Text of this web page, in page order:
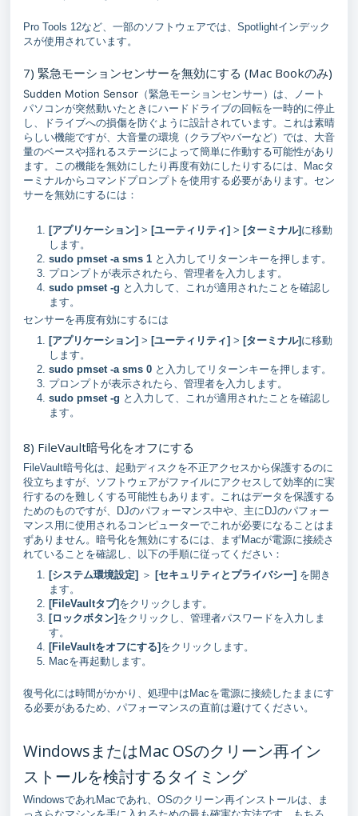
Pro Tools 12など、一部のソフトウェアでは、Spotlightインデック
スが使用されています。
7) 緊急モーションセンサーを無効にする (Mac Bookのみ)
Sudden Motion Sensor （緊急モーションセンサー）は、ノート
パソコンが突然動いたときにハードドライブの回転を一時的に停止
し、ドライブへの損傷を防ぐように設計されています。これは素晴
らしい機能ですが、大音量の環境（クラブやバーなど）では、大音
量のベースや揺れるステージによって簡単に作動する可能性があり
ます。この機能を無効にしたり再度有効にしたりするには、Macタ
ーミナルからコマンドプロンプトを使用する必要があります。セン
サーを無効にするには：
[アプリケーション] > [ユーティリティ] > [ターミナル] に移動
します。
sudo pmset -a sms 1 と入力してリターンキーを押します。
プロンプトが表示されたら、管理者を入力します。
sudo pmset -g と入力して、これが適用されたことを確認し
ます。
センサーを再度有効にするには
[アプリケーション] > [ユーティリティ] > [ターミナル] に移動
します。
sudo pmset -a sms 0 と入力してリターンキーを押します。
プロンプトが表示されたら、管理者を入力します。
sudo pmset -g と入力して、これが適用されたことを確認し
ます。
8) FileVault暗号化をオフにする
FileVault暗号化は、起動ディスクを不正アクセスから保護するのに
役立ちますが、ソフトウェアがファイルにアクセスして効率的に実
行するのを難しくする可能性もあります。これはデータを保護する
ためのものですが、DJのパフォーマンス中や、主にDJのパフォー
マンス用に使用されるコンピューターでこれが必要になることはま
ずありません。暗号化を無効にするには、まずMacが電源に接続さ
れていることを確認し、以下の手順に従ってください：
[システム環境設定] ＞ [セキュリティとプライバシー] を開き
ます。
[FileVaultタブ] をクリックします。
[ロックボタン] をクリックし、管理者パスワードを入力しま
す。
[FileVaultをオフにする] をクリックします。
Macを再起動します。
復号化には時間がかかり、処理中はMacを電源に接続したままにす
る必要があるため、パフォーマンスの直前は避けてください。
WindowsまたはMac OSのクリーン再イン
ストールを検討するタイミング
WindowsであれMacであれ、OSのクリーン再インストールは、ま